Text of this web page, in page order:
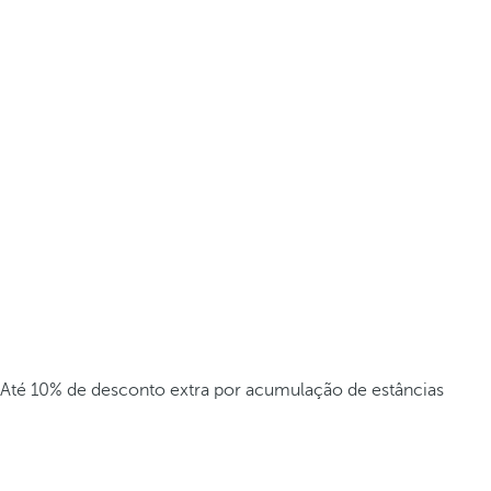
Até 10% de desconto extra por acumulação de estâncias